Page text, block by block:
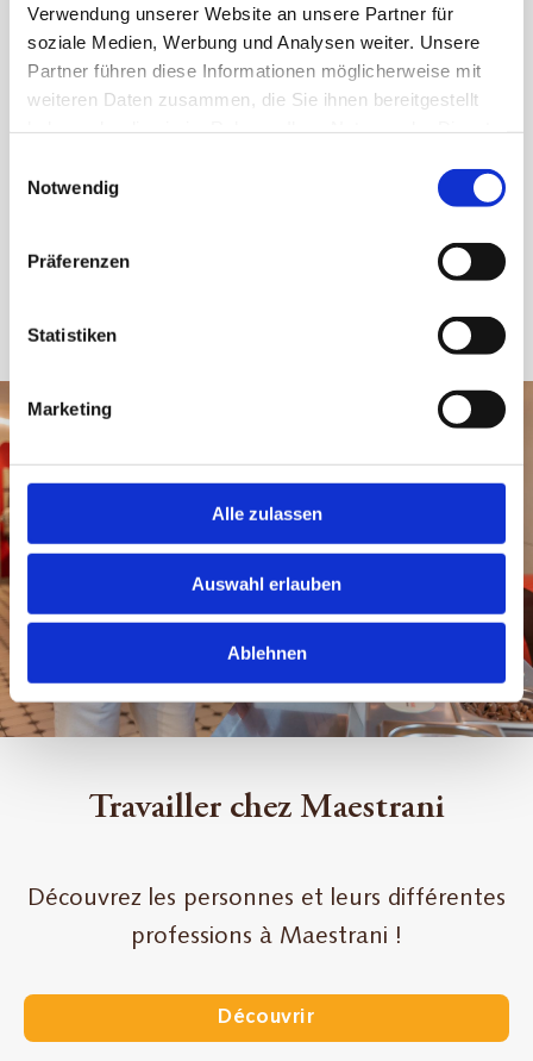
Verwendung unserer Website an unsere Partner für
soziale Medien, Werbung und Analysen weiter. Unsere
Partner führen diese Informationen möglicherweise mit
weiteren Daten zusammen, die Sie ihnen bereitgestellt
Notwendig
Präferenzen
Statistiken
Marketing
Alle zulassen
Auswahl erlauben
Ablehnen
vomFRITZ, Zollikofen & Heimberg
Jakob-Markt Zollbrück – centre
Travailler chez Maestrani
Découvrez les personnes et leurs différentes
professions à Maestrani !
Découvrir